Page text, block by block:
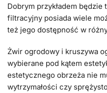
Dobrym przykładem
filtracyjny posiada wiele
też jego dostępność w
Żwir ogrodowy i kruszywa
wybierane pod kątem
estetycznego obrzeża nie
wytrzymałości czy